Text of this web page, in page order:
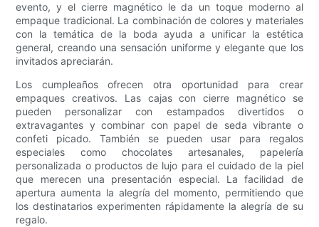
evento, y el cierre magnético le da un toque moderno al
empaque tradicional. La combinación de colores y materiales
con la temática de la boda ayuda a unificar la estética
general, creando una sensación uniforme y elegante que los
invitados apreciarán.
Los cumpleaños ofrecen otra oportunidad para crear
empaques creativos. Las cajas con cierre magnético se
pueden personalizar con estampados divertidos o
extravagantes y combinar con papel de seda vibrante o
confeti picado. También se pueden usar para regalos
especiales como chocolates artesanales, papelería
personalizada o productos de lujo para el cuidado de la piel
que merecen una presentación especial. La facilidad de
apertura aumenta la alegría del momento, permitiendo que
los destinatarios experimenten rápidamente la alegría de su
regalo.